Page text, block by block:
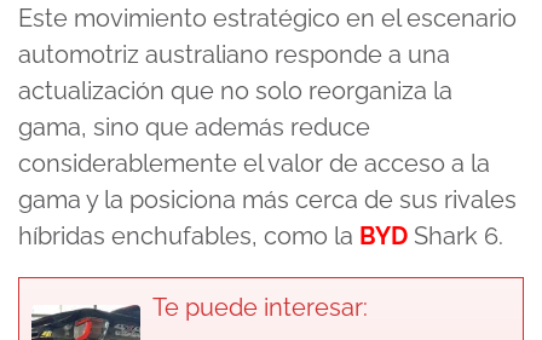
Este movimiento estratégico en el escenario
automotriz australiano responde a una
actualización que no solo reorganiza la
gama, sino que además reduce
considerablemente el valor de acceso a la
gama y la posiciona más cerca de sus rivales
híbridas enchufables, como la BYD Shark 6.
Te puede interesar: